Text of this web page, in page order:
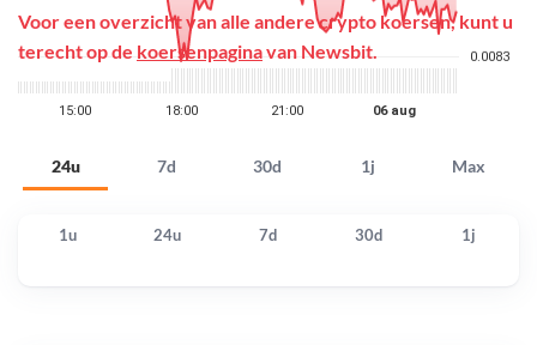
24u 7d 30d 1j Max
Voor een overzicht van alle andere crypto koersen, kunt u
terecht op de koersenpaginavan Newsbit.
1u 24u 7d 30d 1j